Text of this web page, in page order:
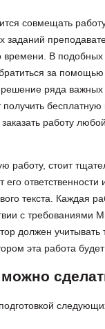
совмещать
заданий
времени. В подобных
за
ряда важных
бесплатную
работу
работу, стоит
его
текста. Каждая
с требованиями
должен учитывать
эта работа